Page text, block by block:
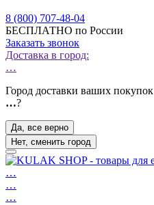
8 (800) 707-48-04
БЕСПЛАТНО по России
Заказать звонок
Доставка в город:
…
Город доставки ваших покупок
…?
Да, все верно
Нет, сменить город
…
…
…